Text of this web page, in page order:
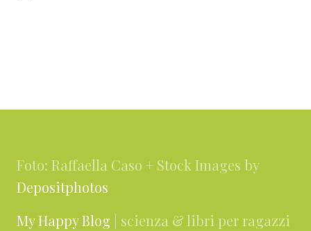
Foto: Raffaella Caso + Stock Images by
Depositphotos
My Happy Blog | scienza & libri per ragazzi